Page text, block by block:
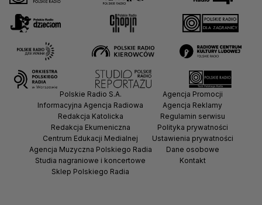
Polskie Radio S.A.
Informacyjna Agencja Radiowa
Redakcja Katolicka
Redakcja Ekumeniczna
Centrum Edukacji Medialnej
Agencja Muzyczna Polskiego Radia
Studia nagraniowe i koncertowe
Sklep Polskiego Radia
Agencja Promocji
Agencja Reklamy
Regulamin serwisu
Polityka prywatności
Ustawienia prywatności
Dane osobowe
Kontakt